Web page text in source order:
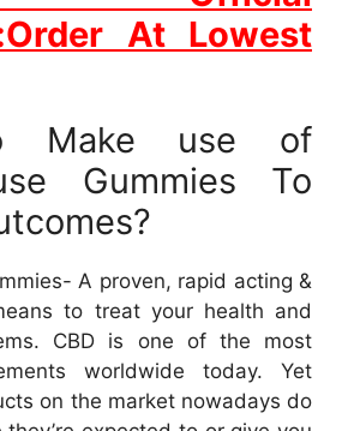
At Lowest
Make use of
Gummies To
A proven, rapid acting &
to treat your health and
CBD is one of the most
worldwide today. Yet
on the market nowadays do